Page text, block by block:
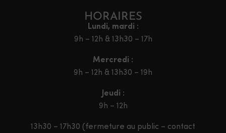
HORAIRES
Lundi, mardi :
9h – 12h & 13h30 – 17h
Mercredi :
9h – 12h & 13h30 – 19h
Jeudi :
9h – 12h
13h30 – 17h30 (fermeture au public – contact